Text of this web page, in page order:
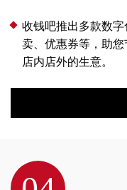
收钱吧推出多款数
卖、优惠券等，助
店内店外的生意。